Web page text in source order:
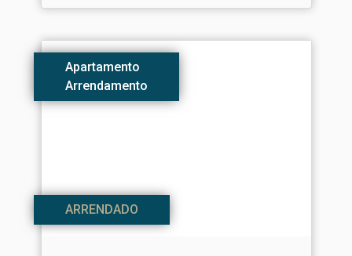
Apartamento
Arrendamento
ARRENDADO